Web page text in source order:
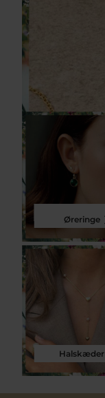
Øreringe
Halskæder